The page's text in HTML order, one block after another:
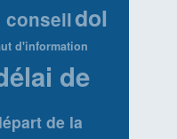
conseildol
d'information
de
de la